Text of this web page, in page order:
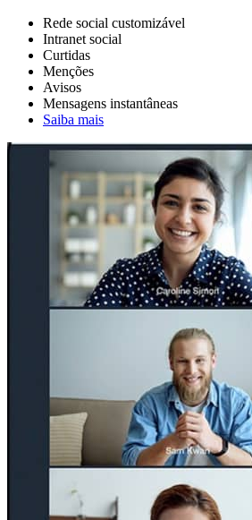
Rede social customizável
Intranet social
Curtidas
Menções
Avisos
Mensagens instantâneas
Saiba mais